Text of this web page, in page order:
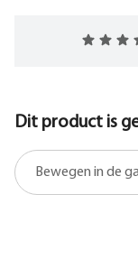
Dit product is
Bewegen in de